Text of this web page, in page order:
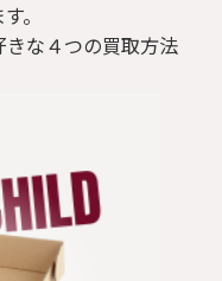
。
きな４つの買取方法